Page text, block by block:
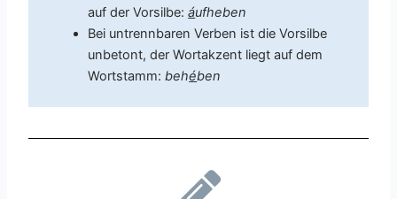
auf der Vorsilbe:áufheben
Bei untrennbaren Verben ist die Vorsilbe
unbetont, der Wortakzent liegt auf dem
Wortstamm:behében